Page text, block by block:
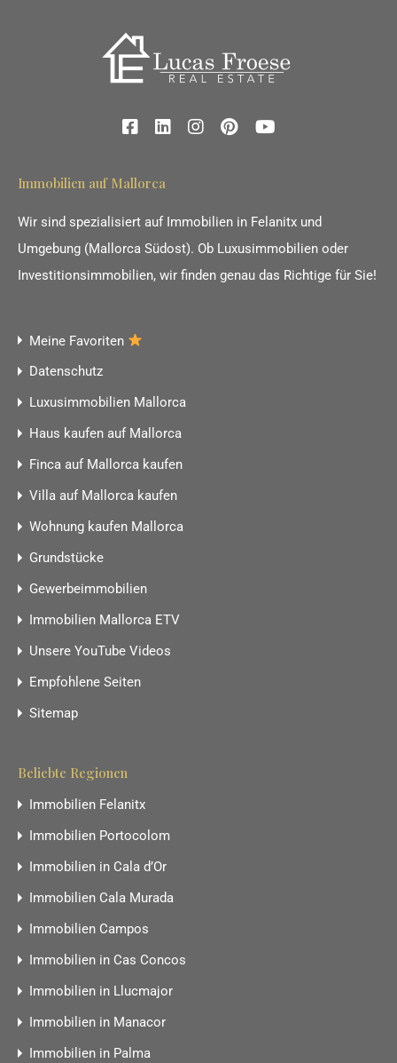
Immobilien auf Mallorca
Wir sind spezialisiert auf Immobilien in Felanitx und
Umgebung (Mallorca Südost). Ob Luxusimmobilien oder
Investitionsimmobilien, wir finden genau das Richtige für Sie!
Meine Favoriten
Datenschutz
Luxusimmobilien Mallorca
Haus kaufen auf Mallorca
Finca auf Mallorca kaufen
Villa auf Mallorca kaufen
Wohnung kaufen Mallorca
Grundstücke
Gewerbeimmobilien
Immobilien Mallorca ETV
Unsere YouTube Videos
Empfohlene Seiten
Sitemap
Beliebte Regionen
Immobilien Felanitx
Immobilien Portocolom
Immobilien in Cala d’Or
Immobilien Cala Murada
Immobilien Campos
Immobilien in Cas Concos
Immobilien in Llucmajor
Immobilien in Manacor
Immobilien in Palma